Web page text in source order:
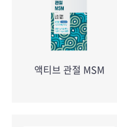
액티브 관절 MSM